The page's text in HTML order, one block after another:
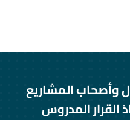
وأصحاب المشاريع
القرار المدروس